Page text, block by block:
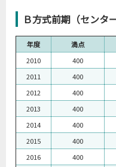
Ｂ方式前期（センタ
年度 満点
2010
400
2011
400
2012
400
2013
400
2014
400
2015
400
2016
400